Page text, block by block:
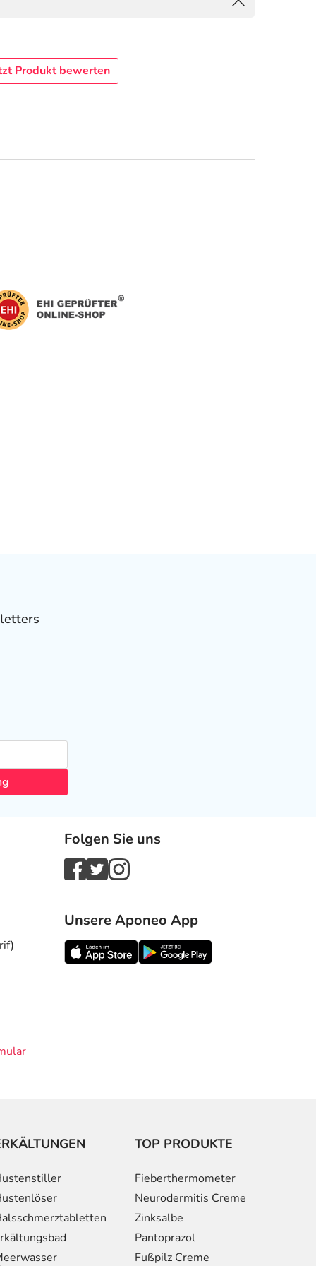
Produkt bewerten
Folgen Sie uns
Unsere Aponeo App
TOP PRODUKTE
Fieberthermometer
Neurodermitis Creme
Zinksalbe
Pantoprazol
Fußpilz Creme